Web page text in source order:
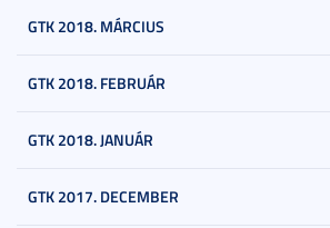
GTK 2018. MÁRCIUS
GTK 2018. FEBRUÁR
GTK 2018. JANUÁR
GTK 2017. DECEMBER